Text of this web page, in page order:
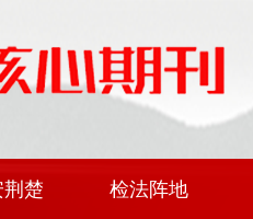
楚 检法阵地